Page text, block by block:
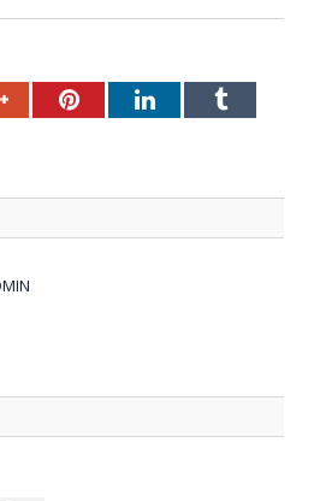
Google+PinterestLinkedInTumblr